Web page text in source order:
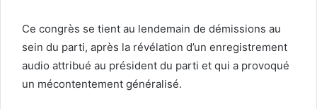
Ce congrès se tient au lendemain de démissions au
sein du parti, après la révélation d’un enregistrement
audio attribué au président du parti et qui a provoqué
un mécontentement généralisé.